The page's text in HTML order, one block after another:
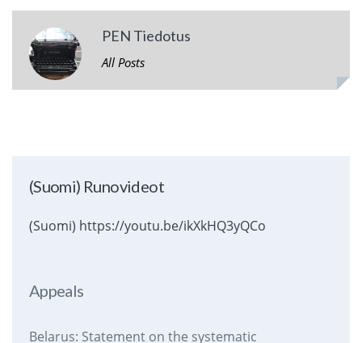
PEN Tiedotus
All Posts
(Suomi) Runovideot
(Suomi) https://youtu.be/ikXkHQ3yQCo
Appeals
Belarus: Statement on the systematic